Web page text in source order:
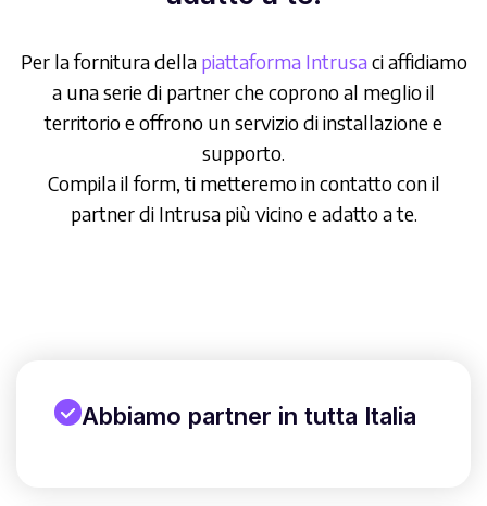
Per la fornitura della piattaforma Intrusaci affidiamo
a una serie di partner che coprono al meglio il
territorio e offrono un servizio di installazione e
supporto.
Compila il form, ti metteremo in contatto con il
partner di Intrusa più vicino e adatto a te.
Abbiamo partner in tutta Italia